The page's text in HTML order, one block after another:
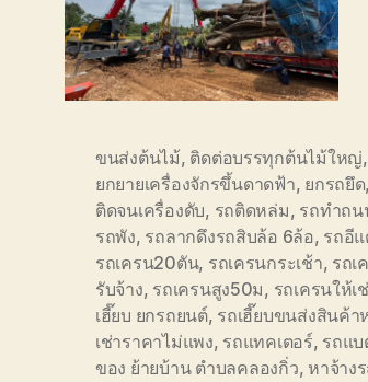
ขนส่งต้นไม้, ติดต่อบรรทุกต้นไม้ใหญ่
ยกยายเครื่องจักรขึ้นดาดฟ้า, ยกรถยึด,
ติดจนเครื่องดับ, รถติดหล่ม, รถทำถน
รถพัง, รถลากดึงรถสิบล้อ 6ล้อ, รถอี
รถเครน20ตัน, รถเครนกระเช้า, รถเ
รับจ้าง, รถเครนสูง50ม, รถเครนให้
เฮี๊ยบ ยกรถยนต์, รถเฮี๊ยบขนส่งสินค้า
เช่าราคาไม่แพง, รถแทคเตอร์, รถแ
ของ ย้ายบ้าน ตำบลคลองกิ่ว, หาจ้าง